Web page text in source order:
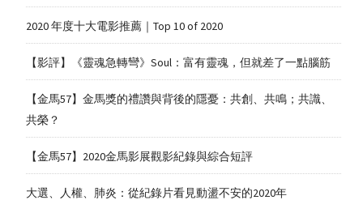
2020 年度十大電影推薦｜Top 10 of 2020
【影評】《靈魂急轉彎》Soul：富有靈魂，但就差了一點腦筋
【金馬57】金馬獎的禮讚與背後的隱憂：共創、共鳴；共識、
共榮？
【金馬57】2020金馬影展觀影紀錄與綜合短評
大選、人權、肺炎：從紀錄片看見動盪不安的2020年